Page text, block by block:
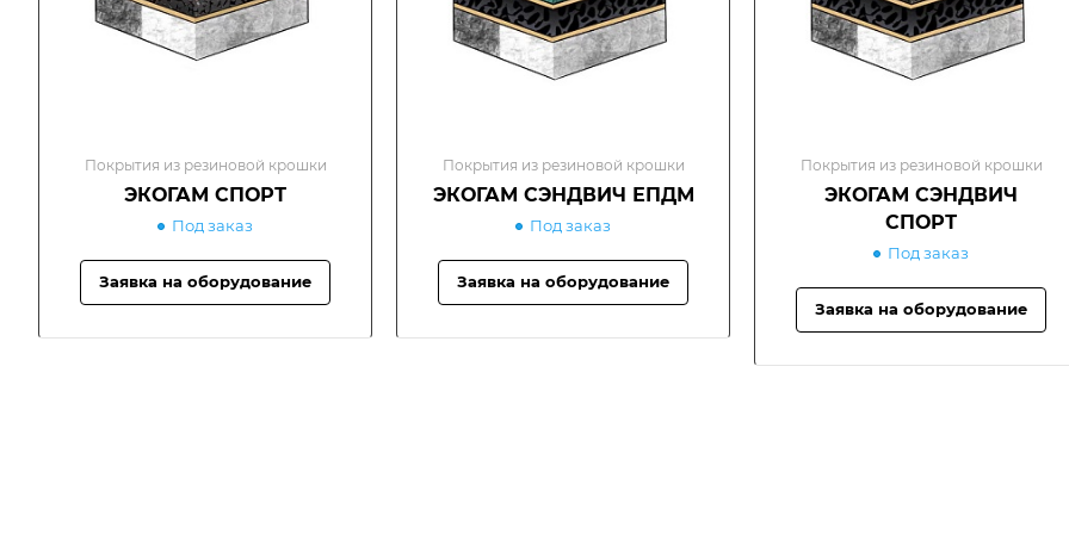
Покрытия из резиновой крошки
ЭКОГАМ СПОРТ
Под заказ
Заявка на оборудование
Покрытия из резиновой крошки
ЭКОГАМ СЭНДВИЧ ЕПДМ
Под заказ
Заявка на оборудование
Покрытия из резиновой крошки
ЭКОГАМ СЭНДВИЧ
СПОРТ
Под заказ
Заявка на оборудование